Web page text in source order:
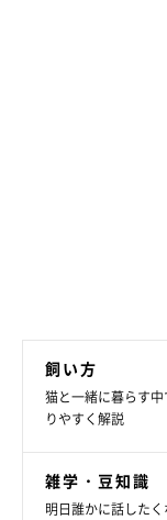
飼い方
猫と一緒に暮らす
りやすく解説
雑学・豆知識
明日誰かに話した